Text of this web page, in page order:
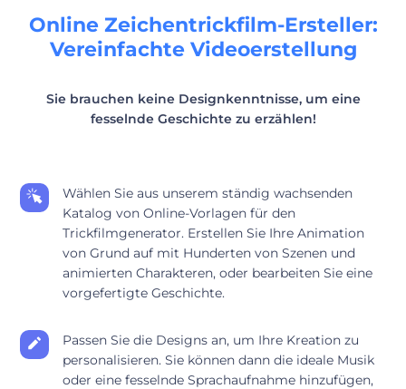
Online Zeichentrickfilm-Ersteller:
Vereinfachte Videoerstellung
Sie brauchen keine Designkenntnisse, um eine
fesselnde Geschichte zu erzählen!
Wählen Sie aus unserem ständig wachsenden
Katalog von Online-Vorlagen für den
Trickfilmgenerator. Erstellen Sie Ihre Animation
von Grund auf mit Hunderten von Szenen und
animierten Charakteren, oder bearbeiten Sie eine
vorgefertigte Geschichte.
Passen Sie die Designs an, um Ihre Kreation zu
personalisieren. Sie können dann die ideale Musik
oder eine fesselnde Sprachaufnahme hinzufügen,